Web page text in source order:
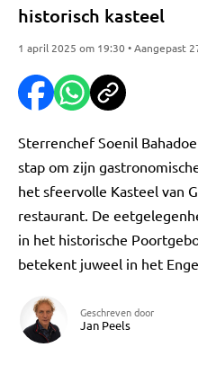
historisch kasteel
1 april 2025 om 19:30 • Aangepast
Sterrenchef Soenil
stap om zijn
het sfeervolle Kasteel van
restaurant. De
in het historische
betekent juweel in het
Geschreven door
Jan Peels